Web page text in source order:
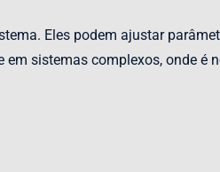
Eles podem ajustar
sistemas complexos, onde é